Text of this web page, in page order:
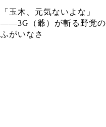
「玉木、元気ないよな」
――3G（爺）が斬る野党の
ふがいなさ